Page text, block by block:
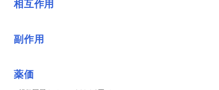
相互作用
副作用
薬価